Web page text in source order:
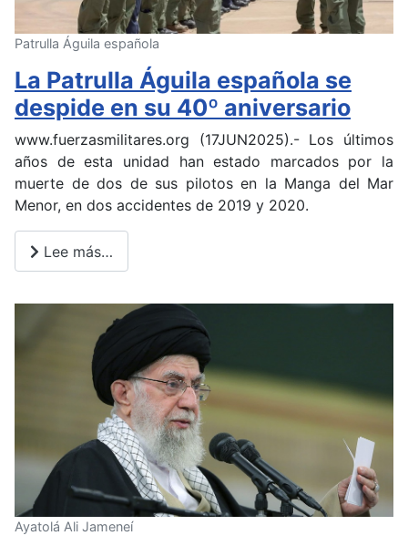
Patrulla Águila española
La Patrulla Águila española se
despide en su 40º aniversario
www.fuerzasmilitares.org (17JUN2025).- Los últimos
años de esta unidad han estado marcados por la
muerte de dos de sus pilotos en la Manga del Mar
Menor, en dos accidentes de 2019 y 2020.
Lee más…
Ayatolá Ali Jameneí